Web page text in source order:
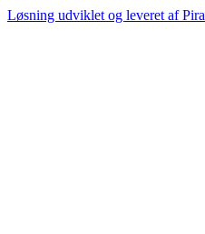
Løsning udviklet og leveret af